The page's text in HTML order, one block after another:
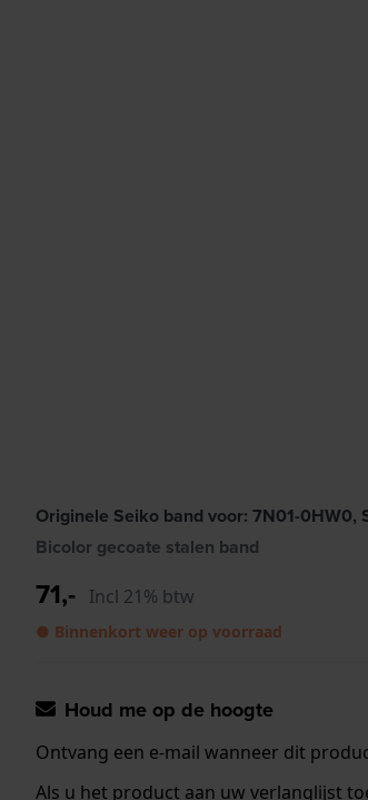
Originele Seiko band voor: 7N01-0HW0,
Bicolor gecoate stalen band
71,- Incl 21% btw
● Binnenkort weer op voorraad
Houd me op de hoogte
Ontvang een e-mail wanneer dit
Als u het product aan uw verlanglijst